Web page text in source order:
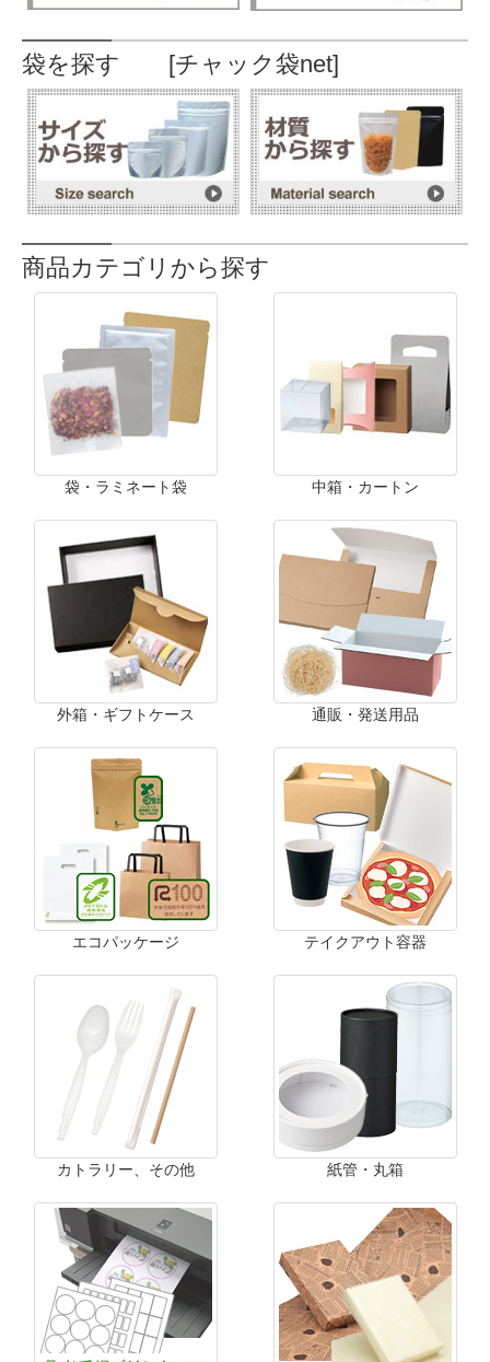
袋を探す [チャック袋net]
商品カテゴリから探す
袋・ラミネート袋 中箱・カートン
外箱・ギフトケース 通販・発送用品
エコパッケージ テイクアウト容器
カトラリー、その他 紙管・丸箱